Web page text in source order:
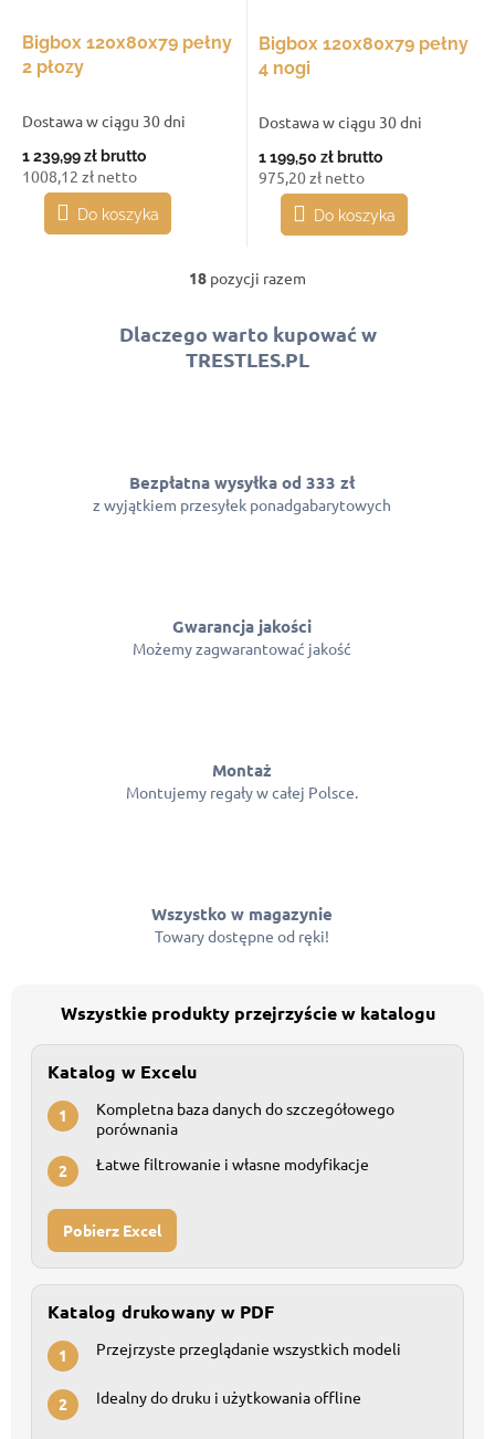
Bigbox 120x80x79 pełny
2 płozy
Dostawa w ciągu 30 dni
1 239,99 zł brutto
1008,12 zł netto
Do koszyka
Bigbox 120x80x79 pełny
4 nogi
Dostawa w ciągu 30 dni
1 199,50 złbrutto
975,20 zł netto
Do koszyka
K
n
t
r
l
i
s
18 pozycji razem
Dlaczego warto kupować w
TRESTLES.PL
Bezpłatna wysyłka od 333 zł
z wyjątkiem przesyłek ponadgabarytowych
Gwarancja jakości
Możemy zagwarantować jakość
Montaż
Montujemy regały w całej Polsce.
Wszystko w magazynie
Towary dostępne od ręki!
Wszystkie produkty przejrzyście w katalogu
Katalog w Excelu
1
Kompletna baza danych do szczegółowego
porównania
2 Łatwe filtrowanie i własne modyfikacje
Pobierz Excel
Katalog drukowany w PDF
1 Przejrzyste przeglądanie wszystkich modeli
2 Idealny do druku i użytkowania offline